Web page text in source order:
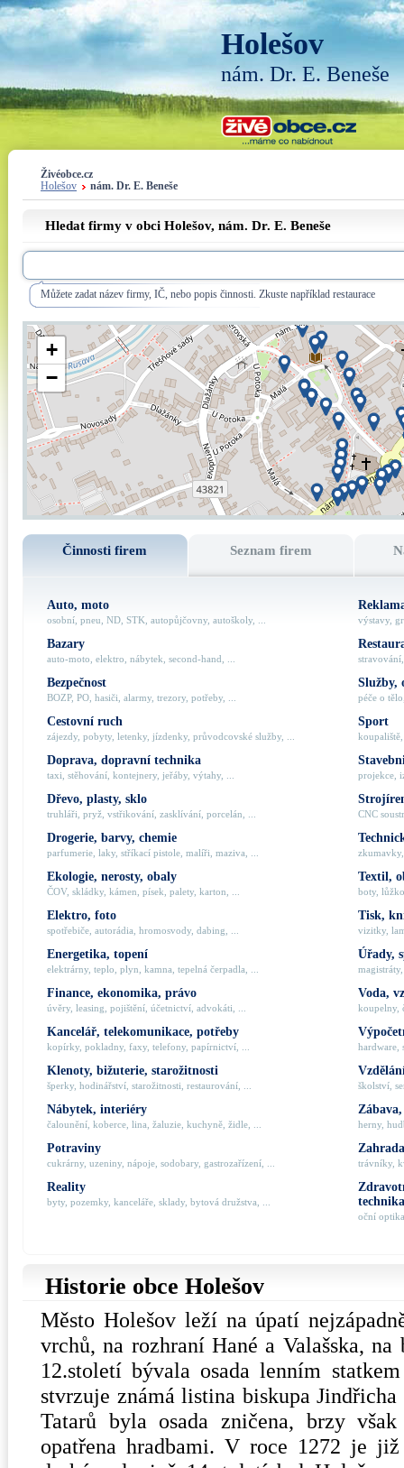
Holešov
nám. Dr. E. Beneše
Živéobce.cz
Holešov
nám. Dr. E. Beneše
Hledat firmy v obci Holešov, nám. Dr. E. Beneše
Můžete zadat název firmy, IČ, nebo popis činnosti. Zkuste například restaurace
+
−
Činnosti firem Seznam firem
Auto, moto
osobní, pneu, ND, STK, autopůjčovny, autoškoly, ...
Bazary
auto-moto, elektro, nábytek, second-hand, ...
Bezpečnost
BOZP, PO, hasiči, alarmy, trezory, potřeby, ...
Cestovní ruch
zájezdy, pobyty, letenky, jízdenky, průvodcovské služby, ...
Doprava, dopravní technika
taxi, stěhování, kontejnery, jeřáby, výtahy, ...
Dřevo, plasty, sklo
truhláři, pryž, vstřikování, zasklívání, porcelán, ...
Drogerie, barvy, chemie
parfumerie, laky, stříkací pistole, malíři, maziva, ...
Ekologie, nerosty, obaly
ČOV, skládky, kámen, písek, palety, karton, ...
Elektro, foto
spotřebiče, autorádia, hromosvody, dabing, ...
Energetika, topení
elektrárny, teplo, plyn, kamna, tepelná čerpadla, ...
Finance, ekonomika, právo
úvěry, leasing, pojištění, účetnictví, advokáti, ...
Kancelář, telekomunikace, potřeby
kopírky, pokladny, faxy, telefony, papírnictví, ...
Klenoty, bižuterie, starožitnosti
šperky, hodinářství, starožitnosti, restaurování, ...
Nábytek, interiéry
čalounění, koberce, lina, žaluzie, kuchyně, židle, ...
Potraviny
cukrárny, uzeniny, nápoje, sodobary, gastrozařízení, ...
Reality
byty, pozemky, kanceláře, sklady, bytová družstva, ...
výstavy,
Služby,
péče o
Sport
projekce,
CNC
Textil,
boty,
Tisk,
vizitky,
Úřady,
Voda,
koupelny,
hardware,
školství,
herny,
trávníky,
technika
oční
Historie obce Holešov
Město Holešov leží na úpatí
vrchů, na rozhraní Hané a Valašska,
12.století bývala osada lenním
stvrzuje známá listina biskupa
Tatarů byla osada zničena, brzy
opatřena hradbami. V roce 1272 je